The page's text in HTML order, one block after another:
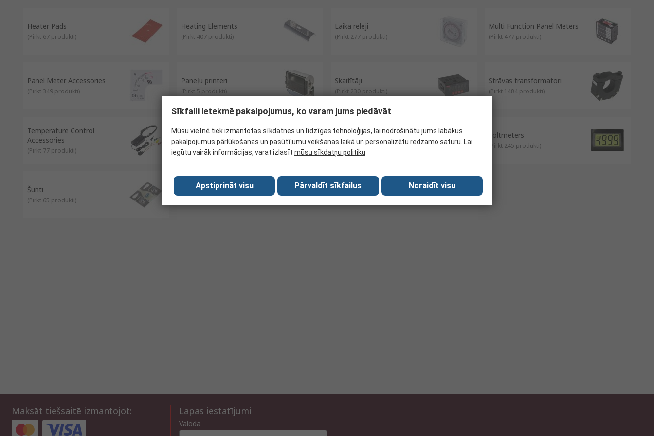
Heater Pads
(Pirkt 67 produkti)
Heating Elements
(Pirkt 407 produkti)
Laika releji
(Pirkt 277 produkti)
Multi Function Panel Meters
(Pirkt 477 produkti)
Panel Meter Accessories
(Pirkt 349 produkti)
Paneļu printeri
(Pirkt 5 produkti)
Skaitītāji
(Pirkt 230 produkti)
Strāvas transformatori
(Pirkt 1484 produkti)
Temperature Control
Accessories
(Pirkt 77 produkti)
Temperature Controllers
(Pirkt 1236 produkti)
Temperatūras raidītāji
(Pirkt 299 produkti)
Voltmeters
Pirkt 245 produkti)
Šunti
(Pirkt 65 produkti)
Maksāt tiešsaitē izmantojot: Lapas iestatījumi
Valoda
Sīkfaili ietekmē pakalpojumus, ko varam jums piedāvāt
Mūsu vietnē tiek izmantotas sīkdatnes un līdzīgas tehnoloģijas, lai nodrošinātu jums labākus
pakalpojumus pārlūkošanas un pasūtījumu veikšanas laikā un personalizētu redzamo saturu. Lai
iegūtu vairāk informācijas, varat izlasīt mūsu sīkdatņu politiku
Apstiprināt visu Pārvaldīt sīkfailus Noraidīt visu